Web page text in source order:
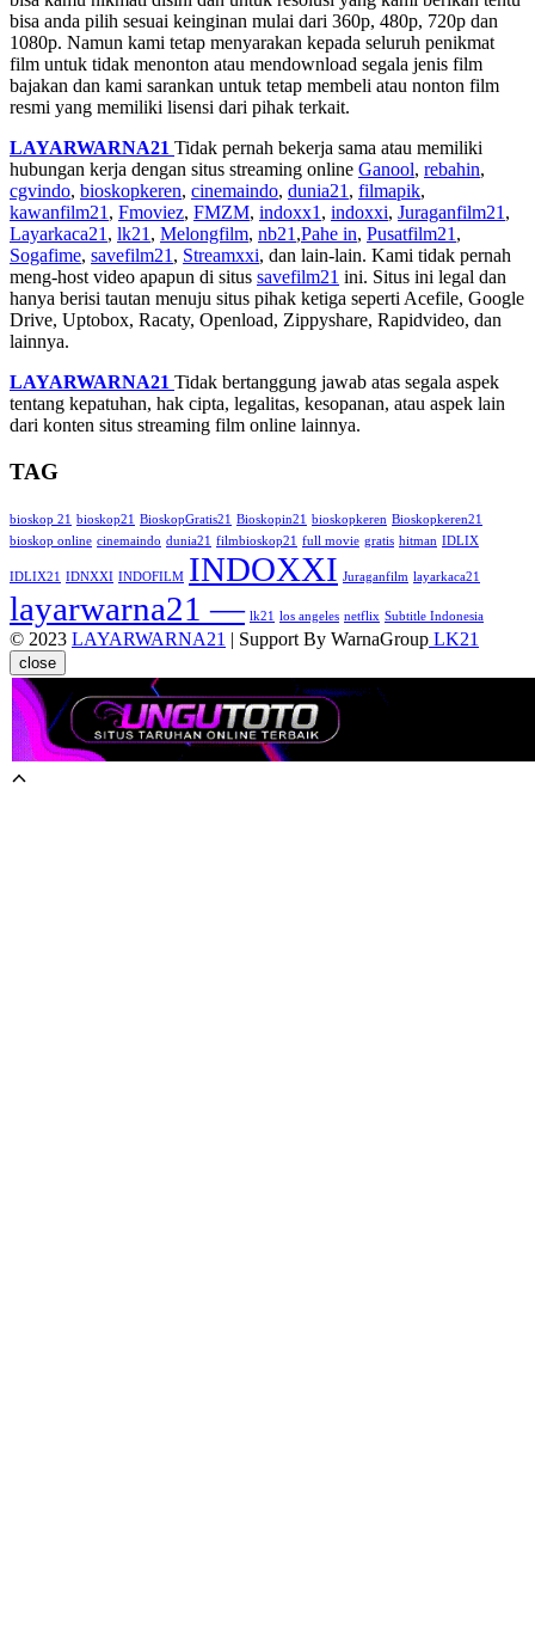
bisa anda pilih sesuai keinginan mulai dari 360p, 480p, 720p dan
1080p. Namun kami tetap menyarakan kepada seluruh penikmat
film untuk tidak menonton atau mendownload segala jenis film
bajakan dan kami sarankan untuk tetap membeli atau nonton film
resmi yang memiliki lisensi dari pihak terkait.
LAYARWARNA21 Tidak pernah bekerja sama atau memiliki
hubungan kerja dengan situs streaming online Ganool, rebahin,
cgvindo, bioskopkeren, cinemaindo, dunia21 , filmapik,
kawanfilm21 , Fmoviez, FMZM, indoxx1 , indoxxi, Juraganfilm21 ,
Layarkaca21 , lk21 , Melongfilm, nb21 ,Pahe in, Pusatfilm21 ,
Sogafime, savefilm21 , Streamxxi, dan lain-lain. Kami tidak pernah
meng-host video apapun di situs savefilm21 ini. Situs ini legal dan
hanya berisi tautan menuju situs pihak ketiga seperti Acefile, Google
Drive, Uptobox, Racaty, Openload, Zippyshare, Rapidvideo, dan
lainnya.
LAYARWARNA21 Tidak bertanggung jawab atas segala aspek
tentang kepatuhan, hak cipta, legalitas, kesopanan, atau aspek lain
dari konten situs streaming film online lainnya.
TAG
bioskop 21 bioskop21 BioskopGratis21 Bioskopin21 bioskopkeren Bioskopkeren21
bioskop online cinemaindo dunia21 filmbioskop21 full movie gratis hitman IDLIX
IDLIX21 IDNXXI INDOFILM INDOXXI Juraganfilm layarkaca21
layarwarna21 — lk21 los angeles netflix Subtitle Indonesia
© 2023 LAYARWARNA21 | Support By WarnaGroup LK21
close